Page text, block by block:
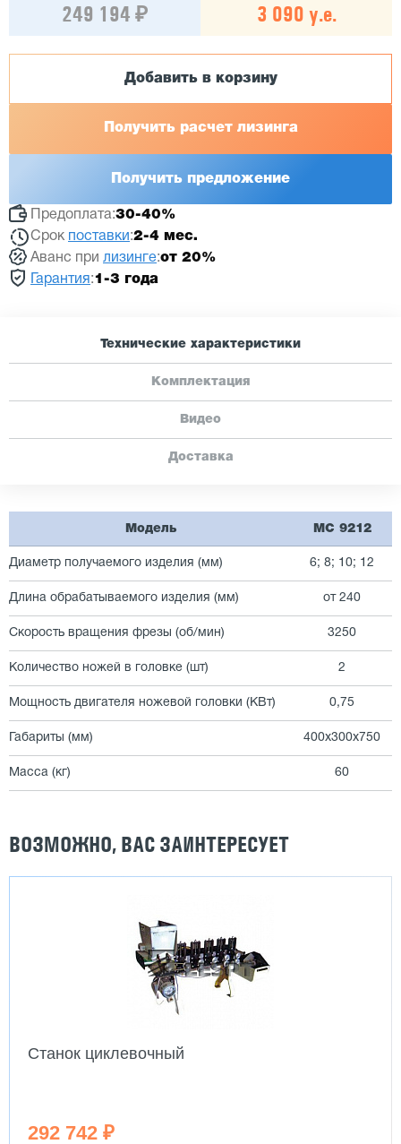
249 194 ₽ 3 090 у.е.
Добавить в корзину
Получить расчет лизинга
Получить предложение
Предоплата:30-40%
Срок поставки :2-4 мес.
Аванс при лизинге:от 20%
Гарантия :1-3 года
Технические характеристики
Комплектация
Видео
Доставка
Модель MС 9212
Диаметр получаемого изделия (мм) 6; 8; 10; 12
Длина обрабатываемого изделия (мм) от 240
Скорость вращения фрезы (об/мин) 3250
Количество ножей в головке (шт) 2
Мощность двигателя ножевой головки (КВт) 0,75
Габариты (мм) 400х300х750
Масса (кг) 60
ВОЗМОЖНО, ВАС ЗАИНТЕРЕСУЕТ
Станок циклевочный
292 742 ₽